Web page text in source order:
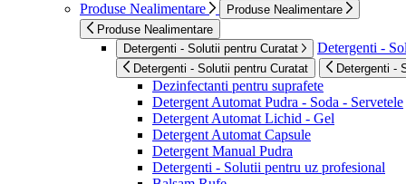
Produse Nealimentare
Produse Nealimentare
Produse Nealimentare
Detergenti - Solutii pentru Curatat
Detergenti -
Detergenti - Solutii pentru Curatat Detergenti -
Dezinfectanti pentru suprafete
Detergent Automat Pudra - Soda - Servetele
Detergent Automat Lichid - Gel
Detergent Automat Capsule
Detergent Manual Pudra
Detergenti - Solutii pentru uz profesional